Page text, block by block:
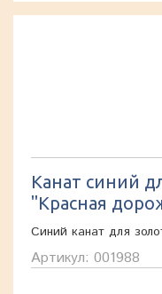
Канат синий
"Красная
Синий канат для
Артикул: 001988